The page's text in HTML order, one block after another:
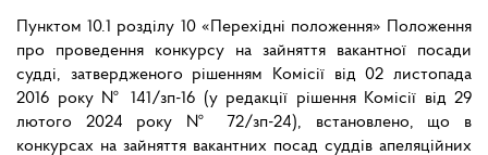
Пунктом 10.1 розділу 10 «Перехідні положення» Положення
про проведення конкурсу на зайняття вакантної посади
судді, затвердженого рішенням Комісії від 02 листопада
2016 року № 141/зп-16 (у редакції рішення Комісії від 29
лютого 2024 року № 72/зп-24), встановлено, що в
конкурсах на зайняття вакантних посад суддів апеляційних